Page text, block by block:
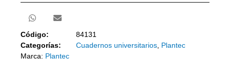
Código:
84131
Categorías:
Cuadernos universitarios Plantec
Marca: Plantec